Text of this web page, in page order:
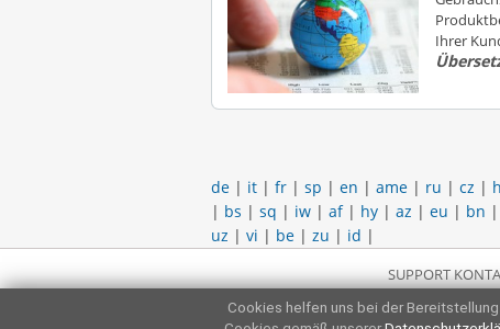
Ihrer
de | it | fr | sp | en | ame | ru | cz |
| bs | sq | iw | af| hy | az | eu | bn |
uz | vi | be | zu | id |
SUPPORT
Cookies helfen uns bei der